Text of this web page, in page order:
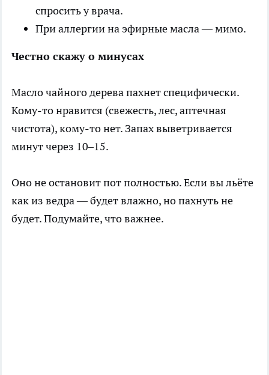
спросить у врача.
При аллергии на эфирные масла — мимо.
Честно скажу о минусах
Масло чайного дерева пахнет специфически.
Кому-то нравится (свежесть, лес, аптечная
чистота), кому-то нет. Запах выветривается
минут через 10–15.
Оно не остановит пот полностью. Если вы льёте
как из ведра — будет влажно, но пахнуть не
будет. Подумайте, что важнее.